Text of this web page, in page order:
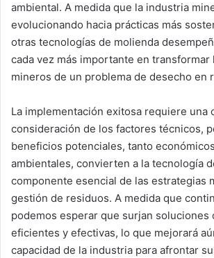
ambiental. A medida que la industria
evolucionando hacia prácticas más
otras tecnologías de molienda
cada vez más importante en transformar
mineros de un problema de desecho en
La implementación exitosa requiere una
consideración de los factores técnicos,
beneficios potenciales, tanto
ambientales, convierten a la tecnología
componente esencial de las estrategias
gestión de residuos. A medida que
podemos esperar que surjan soluciones
eficientes y efectivas, lo que mejorará
capacidad de la industria para afrontar